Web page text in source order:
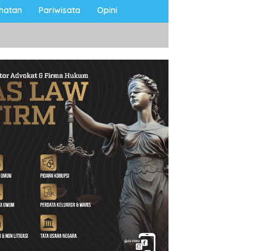
Pariwisata Opini